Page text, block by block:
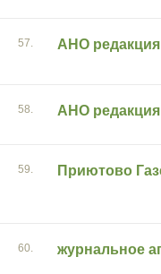
57. АНО редакция
58. АНО редакция
59. Приютово
60. журнальное